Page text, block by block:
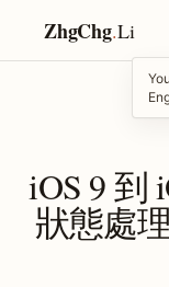
ZhgChg.Li
iOS 9 到
狀態處